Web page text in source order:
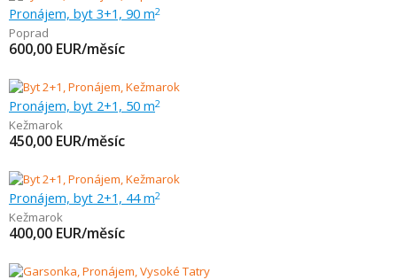
Pronájem, byt 3+1, 90 m2
Poprad
600,00 EUR/měsíc
Pronájem, byt 2+1, 50 m2
Kežmarok
450,00 EUR/měsíc
Pronájem, byt 2+1, 44 m2
Kežmarok
400,00 EUR/měsíc